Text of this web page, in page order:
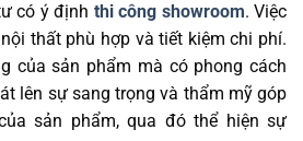
có ý định thi công showroom. Việc
thất phù hợp và tiết kiệm chi phí.
của sản phẩm mà có phong cách
lên sự sang trọng và thẩm mỹ góp
sản phẩm, qua đó thể hiện sự